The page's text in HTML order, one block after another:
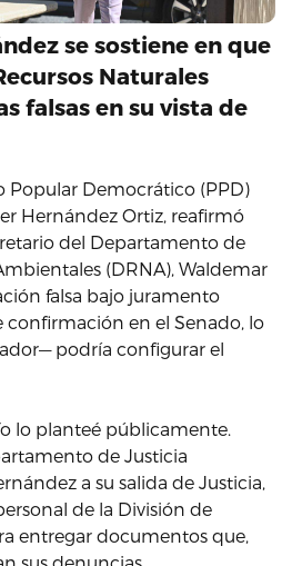
se sostiene en que
Naturales
falsas en su vista de
Popular Democrático (PPD)
Hernández Ortiz, reafirmó
del Departamento de
(DRNA), Waldemar
falsa bajo juramento
confirmación en el Senado, lo
podría configurar el
lo planteé públicamente.
de Justicia
a su salida de Justicia,
de la División de
entregar documentos que,